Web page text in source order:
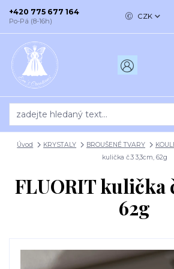
CZK
+420 775 677 164
Po-Pá (8-16h)
Úvod KRYSTALY BROUŠENÉ TVARY
kulička č.3 3,3cm, 62g
FLUORIT kulička
62g